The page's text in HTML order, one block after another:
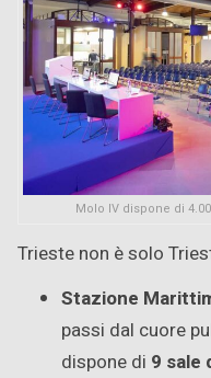
Molo IV dispone di
Trieste non è solo
Stazione
passi dal cuore
dispone di 9 sale